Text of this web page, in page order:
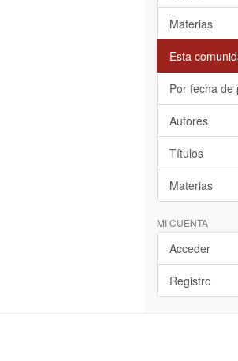
Materias
Esta
Por fecha de
Autores
Títulos
Materias
MI CUENTA
Acceder
Registro